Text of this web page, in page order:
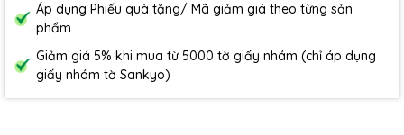
Áp dụng Phiếu quà tặng/ Mã giảm giá theo từng sản
phẩm
Giảm giá 5% khi mua từ 5000 tờ giấy nhám (chỉ áp dụng
giấy nhám tờ Sankyo)